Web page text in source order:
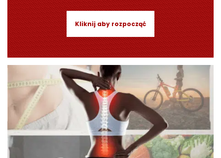
Kliknij aby rozpocząć